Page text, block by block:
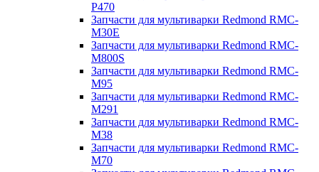
P470
Запчасти для мультиварки Redmond RMC-
M30E
Запчасти для мультиварки Redmond RMC-
M800S
Запчасти для мультиварки Redmond RMC-
M95
Запчасти для мультиварки Redmond RMC-
M291
Запчасти для мультиварки Redmond RMC-
M38
Запчасти для мультиварки Redmond RMC-
M70